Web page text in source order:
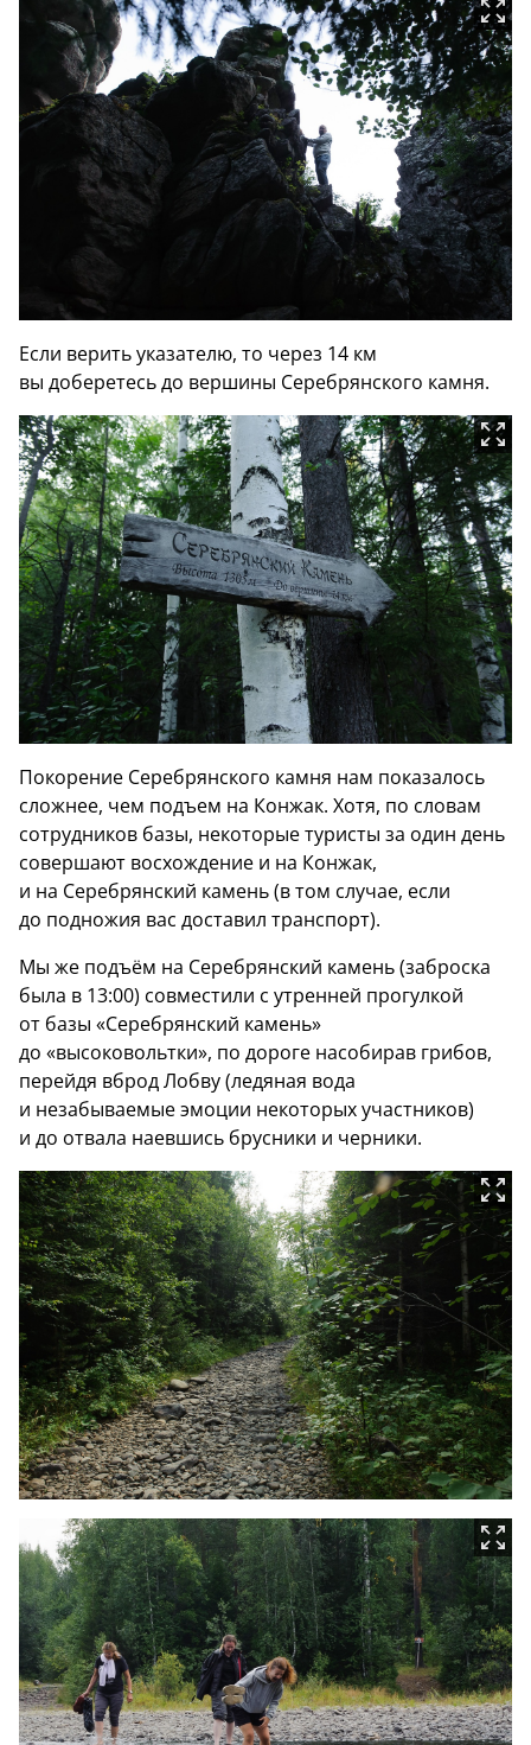
Если верить указателю, то через 14 км
вы доберетесь до вершины Серебрянского камня.
Покорение Серебрянского камня нам показалось
сложнее, чем подъем на Конжак. Хотя, по словам
сотрудников базы, некоторые туристы за один день
совершают восхождение и на Конжак,
и на Серебрянский камень (в том случае, если
до подножия вас доставил транспорт).
Мы же подъём на Серебрянский камень (заброска
была в 13:00) совместили с утренней прогулкой
от базы «Серебрянский камень»
до «высоковольтки», по дороге насобирав грибов,
перейдя вброд Лобву (ледяная вода
и незабываемые эмоции некоторых участников)
и до отвала наевшись брусники и черники.